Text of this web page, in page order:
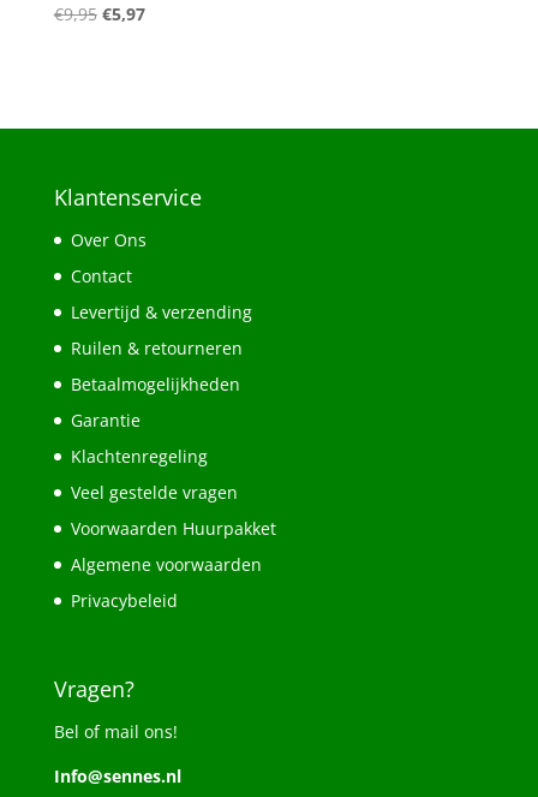
€9,95 Oorspronkelijke
€5,97Huidige
Klantenservice
Over Ons
Contact
Levertijd & verzending
Ruilen & retourneren
Betaalmogelijkheden
Garantie
Klachtenregeling
Veel gestelde vragen
Voorwaarden Huurpakket
Algemene voorwaarden
Privacybeleid
Vragen?
Bel of mail ons!
Info@sennes.nl